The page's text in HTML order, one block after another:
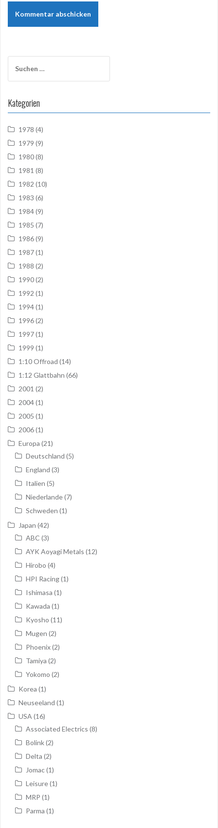
nach:
Kategorien
1978 (4)
1979 (9)
1980(8)
1981 (8)
1982 (10)
1983 (6)
1984(9)
1985 (7)
1986(9)
1987(1)
1988 (2)
1990(2)
1992 (1)
1994(1)
1996(2)
1997(1)
1999 (1)
1:10 Offroad (14)
1:12 Glattbahn (66)
2001 (2)
2004(1)
2005 (1)
2006(1)
Europa (21)
Deutschland (5)
England (3)
Italien (5)
Niederlande(7)
Schweden (1)
Japan (42)
ABC (3)
AYK Aoyagi Metals (12)
Hirobo (4)
HPI Racing(1)
Ishimasa (1)
Kawada (1)
Kyosho (11)
Mugen (2)
Phoenix(2)
Tamiya (2)
Yokomo (2)
Korea (1)
Neuseeland (1)
USA (16)
Associated Electrics (8)
Bolink(2)
Delta (2)
Jomac(1)
Leisure(1)
MRP (1)
Parma (1)